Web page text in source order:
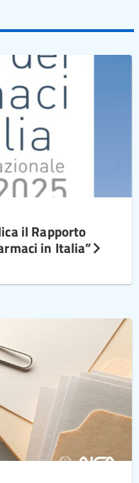
il Rapporto
in Italia”